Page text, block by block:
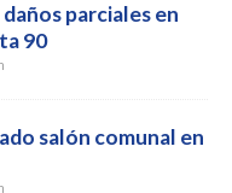
parciales en
90
salón comunal en